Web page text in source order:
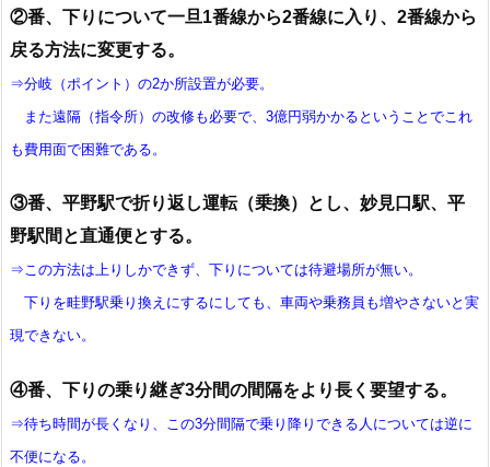
②番、下りについて一旦1番線から2番線に入り、2番線から
戻る方法に変更する。
⇒分岐（ ポイント ）の2か所設置が必要。
また遠隔（指令所）の改修も必要で、3億円弱かかるということでこれ
も費用面で困難である。
③番、平野駅で折り返し運転（乗換）とし、妙見口駅、平
野駅間と直通便とする。
⇒この方法は上りしかできず、下りについては待避場所が無い。
下りを畦野駅乗り換えにするにしても、車両や乗務員も増やさないと実
現できない。
④番、下りの乗り継ぎ3分間の間隔をより長く要望する。
⇒待ち時間が長くなり、この3分間隔で乗り降りできる人については逆に
不便になる。